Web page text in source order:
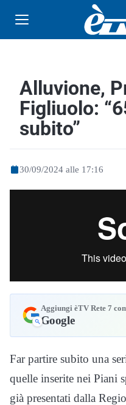
Alluvione,
Figliuolo:
subito”
30/09/2024 alle 17:16
Aggiungi èTV Rete 7
Google
Far partire subito una
quelle inserite nei Piani
già presentati dalla